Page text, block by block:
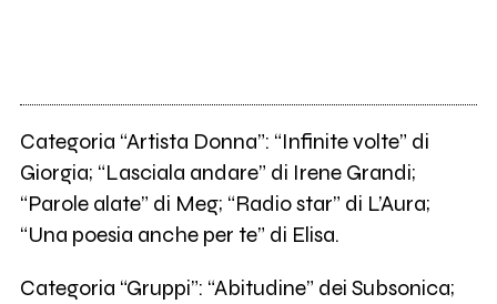
Categoria “Artista Donna”: “Infinite volte” di
Giorgia; “Lasciala andare” di Irene Grandi;
“Parole alate” di Meg; “Radio star” di L’Aura;
“Una poesia anche per te” di Elisa.
Categoria “Gruppi”: “Abitudine” dei Subsonica;